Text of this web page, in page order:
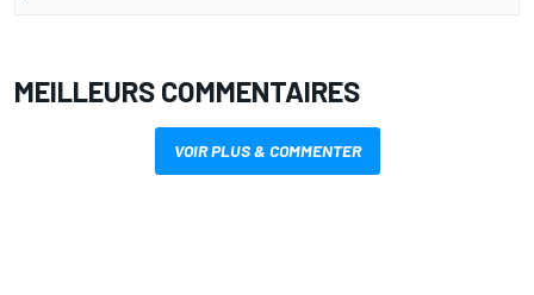
MEILLEURS COMMENTAIRES
VOIR PLUS & COMMENTER